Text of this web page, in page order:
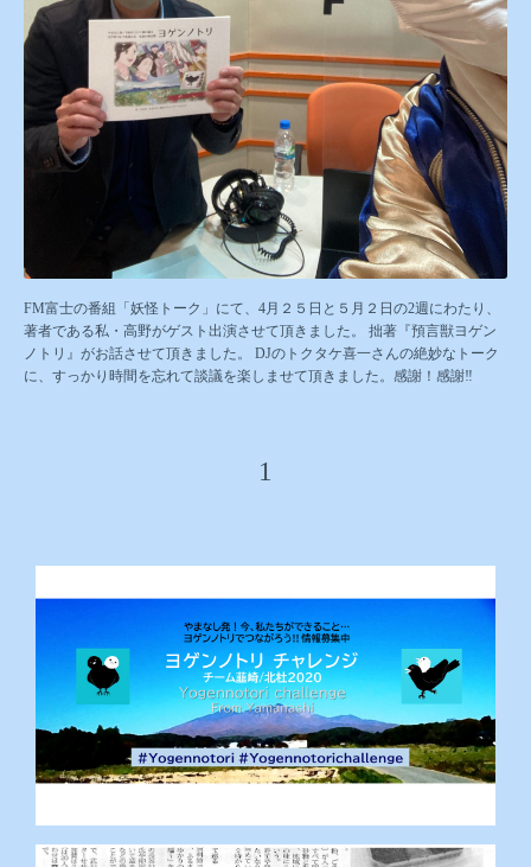
FM富士の番組「妖怪トーク」にて、4月２５日と５月２日の2週にわたり、
著者である私・高野がゲスト出演させて頂きました。 拙著『預言獣ヨゲン
ノトリ』がお話させて頂きました。 DJのトクタケ喜一さんの絶妙なトーク
に、すっかり時間を忘れて談議を楽しませて頂きました。感謝！感謝‼
1